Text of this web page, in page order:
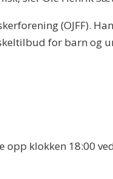
(OJFF).
for barn og
klokken 18:00